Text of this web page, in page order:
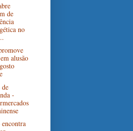
de
no
alusão
de
-
encontra